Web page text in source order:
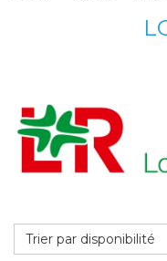
Trier par disponibilité